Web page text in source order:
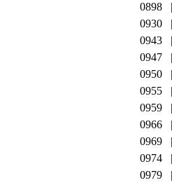
0898
0930
0943
0947
0950
0955
0959
0966
0969
0974
0979